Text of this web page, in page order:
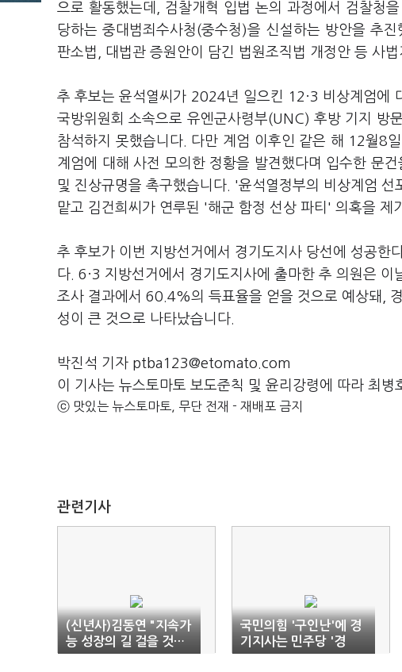
으로 활동했는데, 검찰개혁 입법 논의 과정에서 검찰청
당하는 중대범죄수사청(중수청)을 신설하는 방안을 추
판소법, 대법관 증원안이 담긴 법원조직법 개정안 등 사
추 후보는 윤석열씨가 2024년 일으킨 12·3 비상계엄에
국방위원회 소속으로 유엔군사령부(UNC) 후방 기지 방
참석하지 못했습니다. 다만 계엄 이후인 같은 해 12월8
계엄에 대해 사전 모의한 정황을 발견했다며 입수한 문
및 진상규명을 촉구했습니다. '윤석열정부의 비상계엄
맡고 김건희씨가 연루된 '해군 함정 선상 파티' 의혹을 제
추 후보가 이번 지방선거에서 경기도지사 당선에 성공한
다. 6·3 지방선거에서 경기도지사에 출마한 추 의원은
조사 결과에서 60.4%의 득표율을 얻을 것으로 예상돼,
성이 큰 것으로 나타났습니다.
박진석 기자 ptba123@etomato.com
이 기사는 뉴스토마토 보도준칙 및 윤리강령에 따라 최병
ⓒ 맛있는 뉴스토마토, 무단 전재 - 재배포 금지
관련기사
(신년사)김동연 "지속가
능 성장의 길 걸을 것…
시·군 모두 삶 좋아졌다
국민의힘 '구인난'에 경
기지사는 민주당 '경
선'이 '본선'